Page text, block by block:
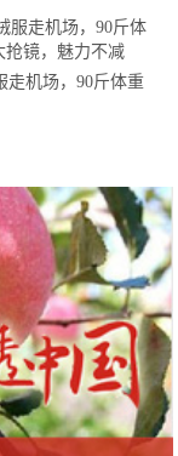
走机场，90斤体重